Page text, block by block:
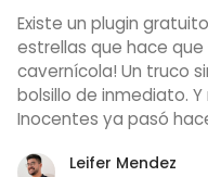
Existe un plugin
estrellas que hace que
cavernícola! Un truco
bolsillo de inmediato.
Inocentes ya pasó
Leifer Mendez